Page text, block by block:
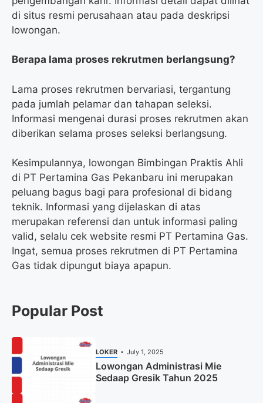
di situs resmi perusahaan atau pada deskripsi
lowongan.
Berapa lama proses rekrutmen berlangsung?
Lama proses rekrutmen bervariasi, tergantung
pada jumlah pelamar dan tahapan seleksi.
Informasi mengenai durasi proses rekrutmen akan
diberikan selama proses seleksi berlangsung.
Kesimpulannya, lowongan Bimbingan Praktis Ahli
di PT Pertamina Gas Pekanbaru ini merupakan
peluang bagus bagi para profesional di bidang
teknik. Informasi yang dijelaskan di atas
merupakan referensi dan untuk informasi paling
valid, selalu cek website resmi PT Pertamina Gas.
Ingat, semua proses rekrutmen di PT Pertamina
Gas tidak dipungut biaya apapun.
Popular Post
LOKER July 1, 2025
Lowongan Administrasi Mie
Sedaap Gresik Tahun 2025